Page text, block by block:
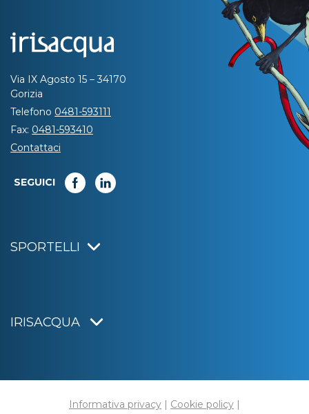
Via IX Agosto 15 – 34170
Gorizia
Telefono 0481-593111
Fax: 0481-593410
Contattaci
SEGUICI
SPORTELLI
IRISACQUA
Informativa privacy | Cookie policy |